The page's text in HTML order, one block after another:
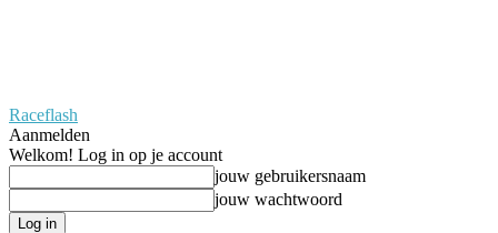
Raceflash
Aanmelden
Welkom! Log in op je account
jouw gebruikersnaam
jouw wachtwoord